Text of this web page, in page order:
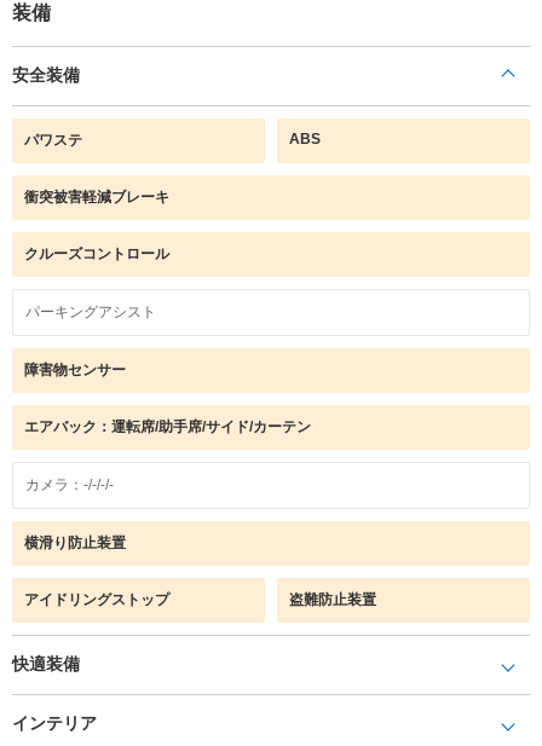
装備
安全装備
パワステ ABS
衝突被害軽減ブレーキ
クルーズコントロール
パーキングアシスト
障害物センサー
エアバック：運転席/助手席/サイド/カーテン
カメラ：-/-/-/-
横滑り防止装置
アイドリングストップ 盗難防止装置
快適装備
インテリア